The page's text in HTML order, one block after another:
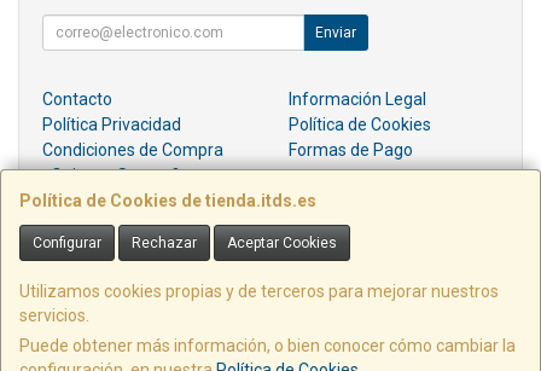
Política de Cookies de tienda.itds.es
Configurar Rechazar Aceptar Cookies
Utilizamos cookies propias y de terceros para mejorar nuestros
servicios.
Puede obtener más información, o bien conocer cómo cambiar la
Enviar
Contacto
Información Legal
Política Privacidad
Política de Cookies
Condiciones de Compra
Formas de Pago
¿Quienes Somos?
Contacto
pedidos@itds.es
PZ EMILIO DIEZ DE REVENGA, EDIF LIBERTAD LOCAL E6, 30009, MURCIA,